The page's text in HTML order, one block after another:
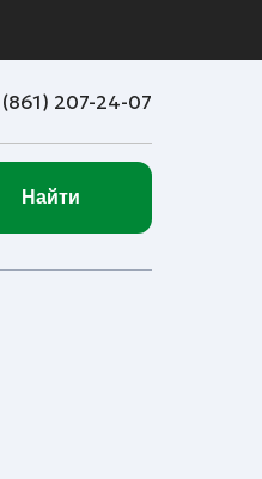
(861) 207-24-07
Найти